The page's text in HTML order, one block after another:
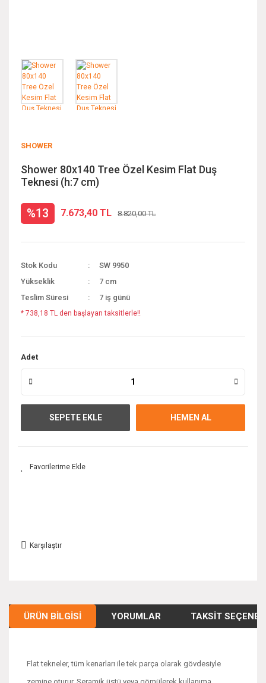
SHOWER
Shower 80x140 Tree Özel Kesim Flat Duş
Teknesi (h:7 cm)
%13 7.673,40 TL 8.820,00 TL
Stok Kodu
SW 9950
Yükseklik
7 cm
Teslim Süresi
7 iş günü
* 738,18 TL den başlayan taksitlerle!!
Adet
SEPETE EKLE HEMEN AL
Karşılaştır
ÜRÜN BILGISI YORUMLAR TAKSIT
Flat tekneler, tüm kenarları ile tek parça olarak gövdesiyle